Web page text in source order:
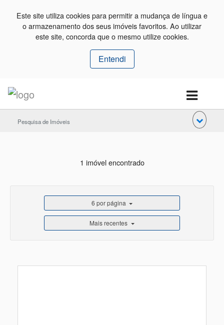
Este site utiliza cookies para permitir a mudança de língua e
o armazenamento dos seus imóveis favoritos. Ao utilizar
este site, concorda que o mesmo utilize cookies.
Entendi
Pesquisa de Imóveis
1 imóvel encontrado
6 por página
Mais recentes